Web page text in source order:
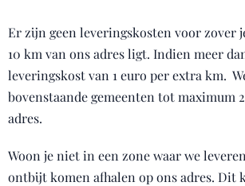
Er zijn geen leveringskosten voor zover
10 km van ons adres ligt. Indien meer
leveringskost van 1 euro per extra km.
bovenstaande gemeenten tot maximum
adres.
Woon je niet in een zone waar we
ontbijt komen afhalen op ons adres. Dit